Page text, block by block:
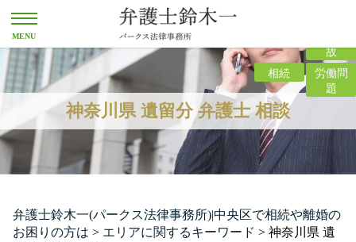
神奈川県 遺留分 弁護士 相談
故
相続
労働問
題
弁護士鈴木一(パークス法律事務所)|中央区で相続や離婚の
お困りの方は > エリアに関するキーワード > 神奈川県 遺